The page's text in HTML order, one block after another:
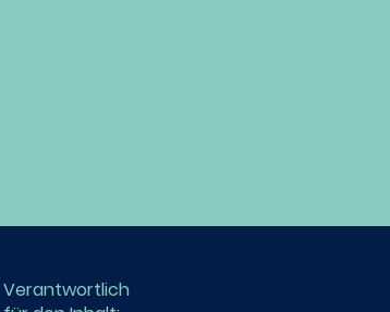
Verantwortlich